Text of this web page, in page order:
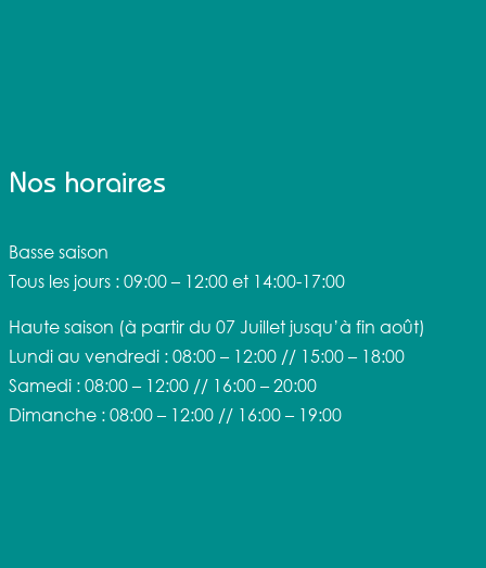
Nos horaires
Basse saison
Tous les jours : 09:00 – 12:00 et 14:00-17:00
Haute saison (à partir du 07 Juillet jusqu’à fin août)
Lundi au vendredi : 08:00 – 12:00 // 15:00 – 18:00
Samedi : 08:00 – 12:00 // 16:00 – 20:00
Dimanche : 08:00 – 12:00 // 16:00 – 19:00